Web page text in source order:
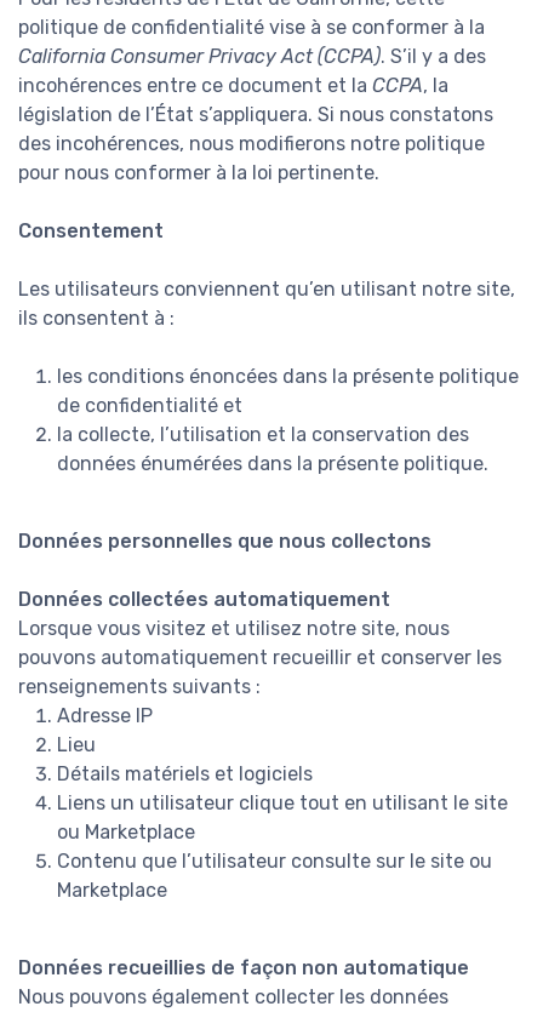
politique de confidentialité vise à se conformer à la
California Consumer Privacy Act (CCPA). S’il y a des
incohérences entre ce document et la CCPA, la
législation de l’État s’appliquera. Si nous constatons
des incohérences, nous modifierons notre politique
pour nous conformer à la loi pertinente.
Consentement
Les utilisateurs conviennent qu’en utilisant notre site,
ils consentent à :
les conditions énoncées dans la présente politique
de confidentialité et
la collecte, l’utilisation et la conservation des
données énumérées dans la présente politique.
Données personnelles que nous collectons
Données collectées automatiquement
Lorsque vous visitez et utilisez notre site, nous
pouvons automatiquement recueillir et conserver les
renseignements suivants :
Adresse IP
Lieu
Détails matériels et logiciels
Liens un utilisateur clique tout en utilisant le site
ou Marketplace
Contenu que l’utilisateur consulte sur le site ou
Marketplace
Données recueillies de façon non automatique
Nous pouvons également collecter les données